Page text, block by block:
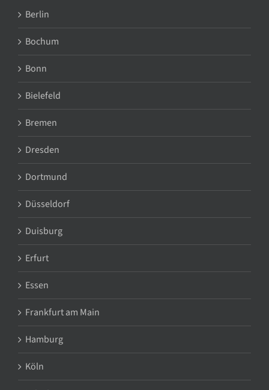
Berlin
Bochum
Bonn
Bielefeld
Bremen
Dresden
Dortmund
Düsseldorf
Duisburg
Erfurt
Essen
Frankfurt am Main
Hamburg
Köln